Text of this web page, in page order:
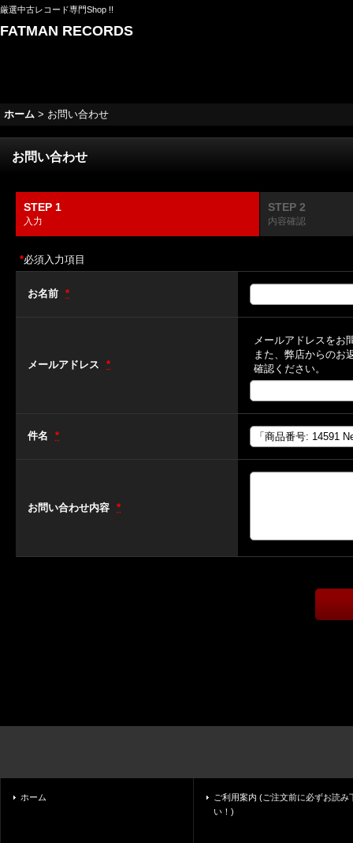
厳選中古レコード専門Shop !!
FATMAN RECORDS
ホーム > お問い合わせ
お問い合わせ
STEP 1
入力
STEP 2
内容確認
*必須入力項目
お名前 *
メールアドレス *
メールアドレスをお
また、弊店からのお
確認ください。
件名 *
お問い合わせ内容 *
ホーム
ご利用案内 (ご注文前に必ずお読み
い！)